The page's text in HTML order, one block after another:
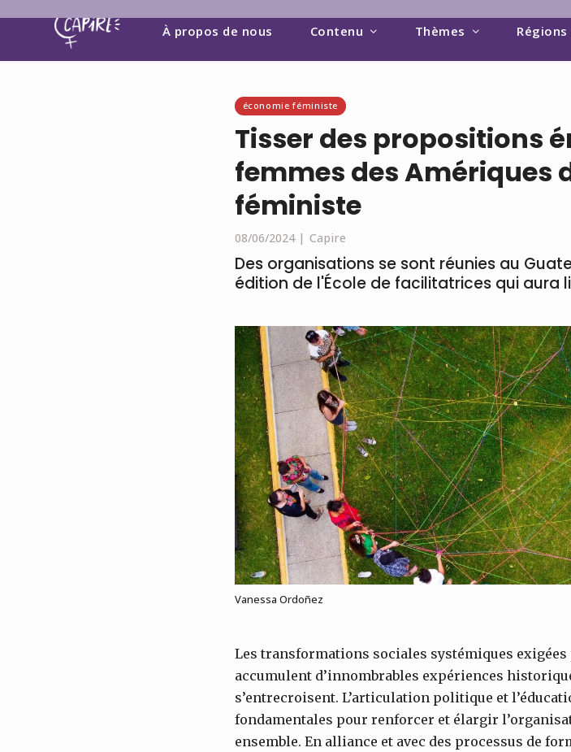
À propos de nous Contenu Thèmes Régions
économie féministe
Tisser des propositions
femmes des Amériques
féministe
08/06/2024 | Capire
Des organisations se sont réunies au
édition de l'École de facilitatrices qui aura
Vanessa Ordoñez
Les transformations sociales systémiques
accumulent d’innombrables expériences
s’entrecroisent. L’articulation politique et
fondamentales pour renforcer et élargir
ensemble. En alliance et avec des processus de